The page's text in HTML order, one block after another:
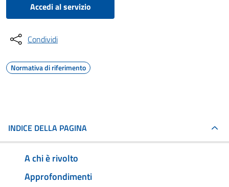
Accedi al servizio
Condividi
Normativa di riferimento
INDICE DELLA PAGINA
A chi è rivolto
Approfondimenti